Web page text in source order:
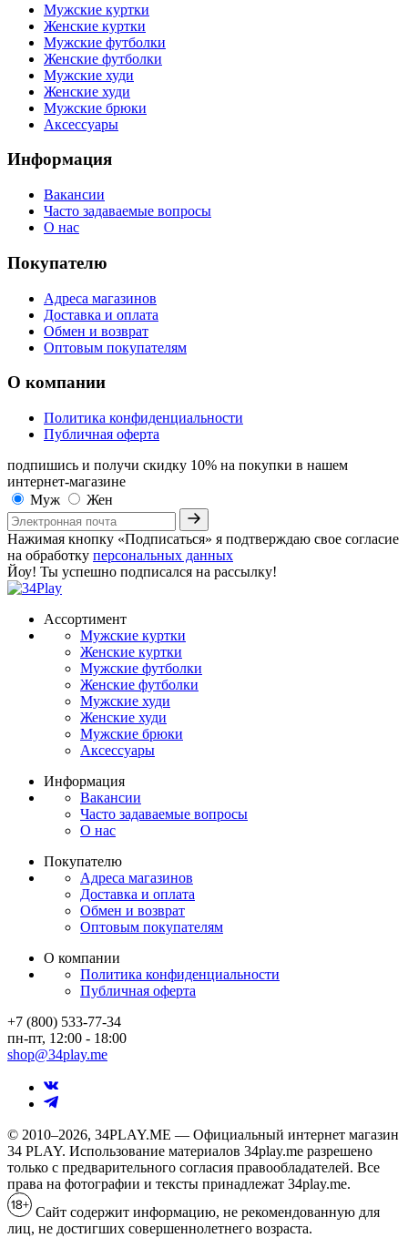
Мужские куртки
Женские куртки
Мужские футболки
Женские футболки
Мужские худи
Женские худи
Мужские брюки
Аксессуары
Информация
Вакансии
Часто задаваемые вопросы
О нас
Покупателю
Адреса магазинов
Доставка и оплата
Обмен и возврат
Оптовым покупателям
О компании
Политика конфиденциальности
Публичная оферта
подпишись и получи скидку 10% на покупки в нашем
интернет-магазине
Муж
Жен
Нажимая кнопку «Подписаться» я подтверждаю свое согласие
на обработку персональных данных
Йоу! Ты успешно подписался на рассылку!
Ассортимент
Мужские куртки
Женские куртки
Мужские футболки
Женские футболки
Мужские худи
Женские худи
Мужские брюки
Аксессуары
Информация
Вакансии
Часто задаваемые вопросы
О нас
Покупателю
Адреса магазинов
Доставка и оплата
Обмен и возврат
Оптовым покупателям
О компании
Политика конфиденциальности
Публичная оферта
+7 (800) 533-77-34
пн-пт, 12:00 - 18:00
shop@34play.me
© 2010–2026, 34PLAY.ME — Официальный интернет магазин
34 PLAY. Использование материалов 34play.me разрешено
только с предварительного согласия правообладателей. Все
права на фотографии и тексты принадлежат 34play.me.
Сайт содержит информацию, не рекомендованную для
лиц, не достигших совершеннолетнего возраста.